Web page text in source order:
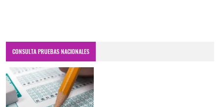
CONSULTA PRUEBAS NACIONALES